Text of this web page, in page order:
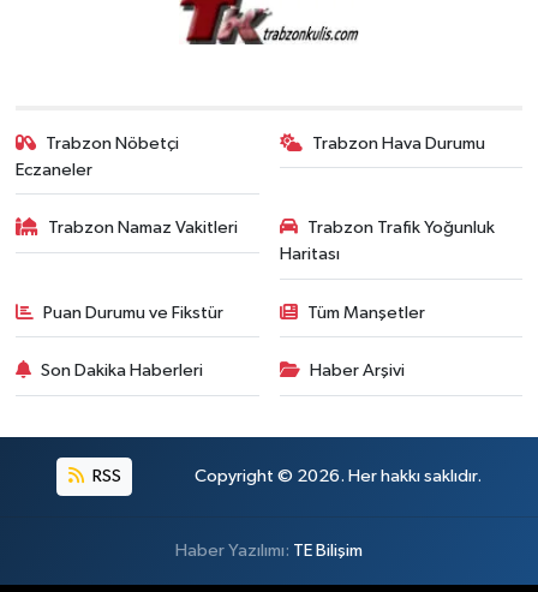
Trabzon Nöbetçi
Eczaneler
Trabzon Hava Durumu
Trabzon Namaz Vakitleri
Trabzon Trafik Yoğunluk
Haritası
Puan Durumu ve Fikstür Tüm Manşetler
Son Dakika Haberleri Haber Arşivi
RSS Copyright © 2026. Her hakkı saklıdır.
Haber Yazılımı: TE Bilişim